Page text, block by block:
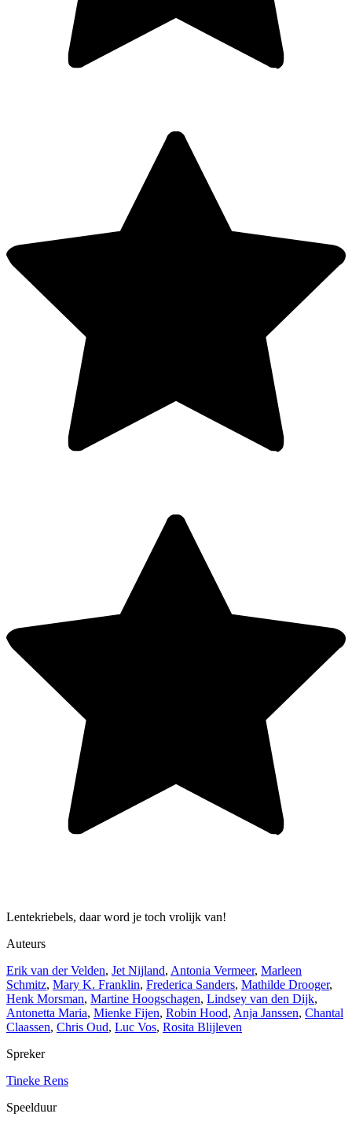
Lentekriebels, daar word je toch vrolijk van!
Auteurs
Erik van der Velden, Jet Nijland, Antonia Vermeer, Marleen
Schmitz, Mary K. Franklin, Frederica Sanders, Mathilde Drooger,
Henk Morsman, Martine Hoogschagen, Lindsey van den Dijk,
Antonetta Maria, Mienke Fijen, Robin Hood, Anja Janssen, Chantal
Claassen, Chris Oud, Luc Vos, Rosita Blijleven
Spreker
Tineke Rens
Speelduur